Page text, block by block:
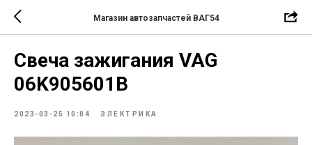
Магазин автозапчастей ВАГ54
Свеча зажигания VAG
06K905601B
2023-03-25 10:04 ЭЛЕКТРИКА